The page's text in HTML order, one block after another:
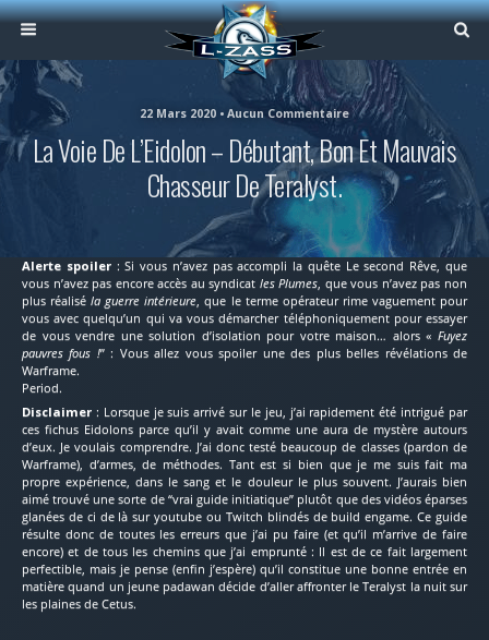
22 Mars 2020 • Aucun Commentaire
La Voie De L’Eidolon – Débutant, Bon Et Mauvais
Chasseur De Teralyst.
Alerte spoiler: Si vous n’avez pas accompli la quête Le second Rêve, que
vous n’avez pas encore accès au syndicat les Plumes, que vous n’avez pas non
plus réaliséla guerre intérieure, que le terme opérateur rime vaguement pour
vous avec quelqu’un qui va vous démarcher téléphoniquement pour essayer
de vous vendre une solution d’isolation pour votre maison… alors « Fuyez
pauvres fous !” : Vous allez vous spoiler une des plus belles révélations de
Warframe.
Period.
Disclaimer : Lorsque je suis arrivé sur le jeu, j’ai rapidement été intrigué par
ces fichus Eidolons parce qu’il y avait comme une aura de mystère autours
d’eux. Je voulais comprendre. J’ai donc testé beaucoup de classes (pardon de
Warframe), d’armes, de méthodes. Tant est si bien que je me suis fait ma
propre expérience, dans le sang et le douleur le plus souvent. J’aurais bien
aimé trouvé une sorte de “vrai guide initiatique” plutôt que des vidéos éparses
glanées de ci de là sur youtube ou Twitch blindés de build engame. Ce guide
résulte donc de toutes les erreurs que j’ai pu faire (et qu’il m’arrive de faire
encore) et de tous les chemins que j’ai emprunté : Il est de ce fait largement
perfectible, mais je pense (enfin j’espère) qu’il constitue une bonne entrée en
matière quand un jeune padawan décide d’aller affronter le Teralyst la nuit sur
les plaines de Cetus.